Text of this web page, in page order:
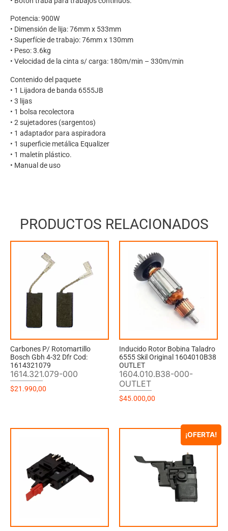
Potencia: 900W
• Dimensión de lija: 76mm x 533mm
• Superfície de trabajo: 76mm x 130mm
• Peso: 3.6kg
• Velocidad de la cinta s/ carga: 180m/min – 330m/min
Contenido del paquete
• 1 Lijadora de banda 6555JB
• 3 lijas
• 1 bolsa recolectora
• 2 sujetadores (sargentos)
• 1 adaptador para aspiradora
• 1 superficie metálica Equalizer
• 1 maletín plástico.
• Manual de uso
PRODUCTOS RELACIONADOS
Carbones P/ Rotomartillo
Bosch Gbh 4-32 Dfr Cod:
1614321079
1614.321.079-000
$21.990,00
Inducido Rotor Bobina Taladro
6555 Skil Original 1604010B38
OUTLET
1604.010.B38-000-
OUTLET
$45.000,00
¡OFERTA!